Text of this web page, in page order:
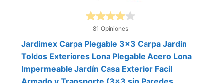
81 Opiniones
Jardimex Carpa Plegable 3x3 Carpa Jardin
Toldos Exteriores Lona Plegable Acero Lona
Impermeable Jardín Casa Exterior Facil
Armado y Transporte (3x3 sin Paredes,